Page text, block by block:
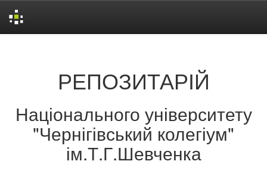
РЕПОЗИТАРІЙ
Національного університету
"Чернігівський колегіум"
ім.Т.Г.Шевченка